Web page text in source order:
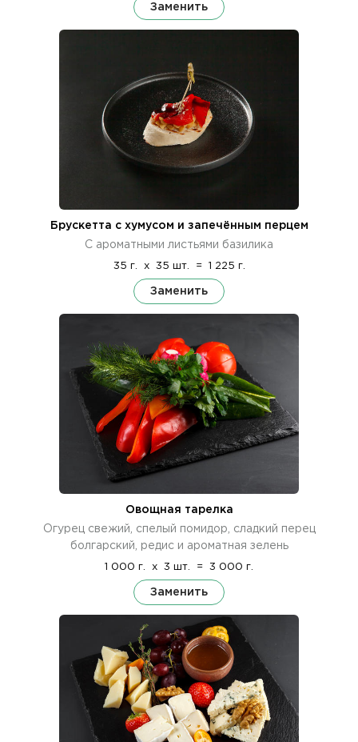
Заменить
Брускетта с хумусом и запечённым перцем
С ароматными листьями базилика
35 г. x 35 шт. = 1 225 г.
Заменить
Овощная тарелка
Огурец свежий, спелый помидор, сладкий перец
болгарский, редис и ароматная зелень
1 000 г. x 3 шт. = 3 000 г.
Заменить